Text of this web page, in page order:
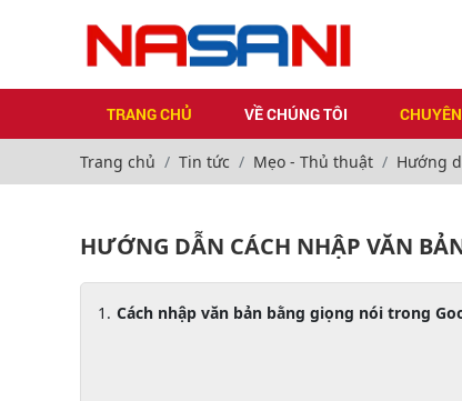
TRANG CHỦ VỀ CHÚNG TÔI
Trang chủ Tin tức Mẹo - Thủ thuật Hướng
HƯỚNG DẪN CÁCH NHẬP VĂN
Cách nhập văn bản bằng giọng nói trong